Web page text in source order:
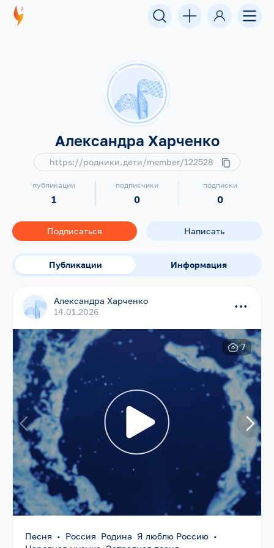
Александра Харченко
https://родники.дети/member/122528
публикации
1
подписчики
0
подписки
0
Подписаться Написать
Публикации Информация
Александра Харченко
14.01.2026
...
7
Песня • Россия Родина Я люблю Россию •